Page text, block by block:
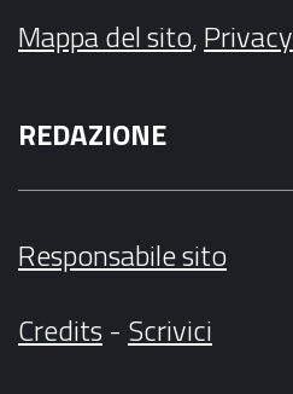
Mappa del sito,Privacy
REDAZIONE
Responsabile sito
Credits- Scrivici